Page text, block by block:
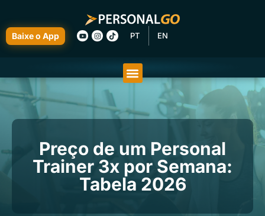
Baixe o App PT EN
Preço de um Personal
Trainer 3x por Semana:
Tabela 2026